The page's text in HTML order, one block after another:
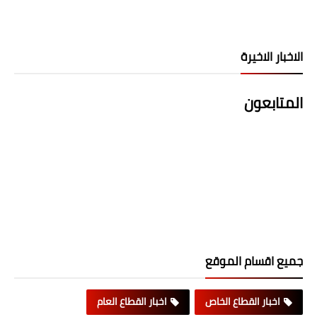
الاخبار الاخيرة
المتابعون
جميع اقسام الموقع
اخبار القطاع الخاص اخبار القطاع العام